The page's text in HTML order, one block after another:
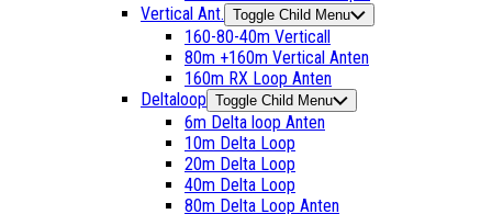
Vertical Ant. Toggle Child Menu
160-80-40m Verticall
80m +160m Vertical Anten
160m RX Loop Anten
Deltaloop Toggle Child Menu
6m Delta loop Anten
10m Delta Loop
20m Delta Loop
40m Delta Loop
80m Delta Loop Anten